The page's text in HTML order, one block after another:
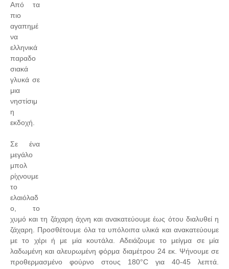
Από τα
πιο
αγαπημέ
να
ελληνικά
παραδο
σιακά
γλυκά σε
μια
νηστίσιμ
η
εκδοχή.
Σε ένα
μεγάλο
μπολ
ρίχνουμε
το
ελαιόλαδ
ο, το
χυμό και τη ζάχαρη άχνη και ανακατεύουμε έως ότου διαλυθεί η
ζάχαρη. Προσθέτουμε όλα τα υπόλοιπα υλικά και ανακατεύουμε
με το χέρι ή με μία κουτάλα. Αδειάζουμε το μείγμα σε μία
λαδωμένη και αλευρωμένη φόρμα διαμέτρου 24 εκ. Ψήνουμε σε
προθερμασμένο φούρνο στους 180°C για 40-45 λεπτά.